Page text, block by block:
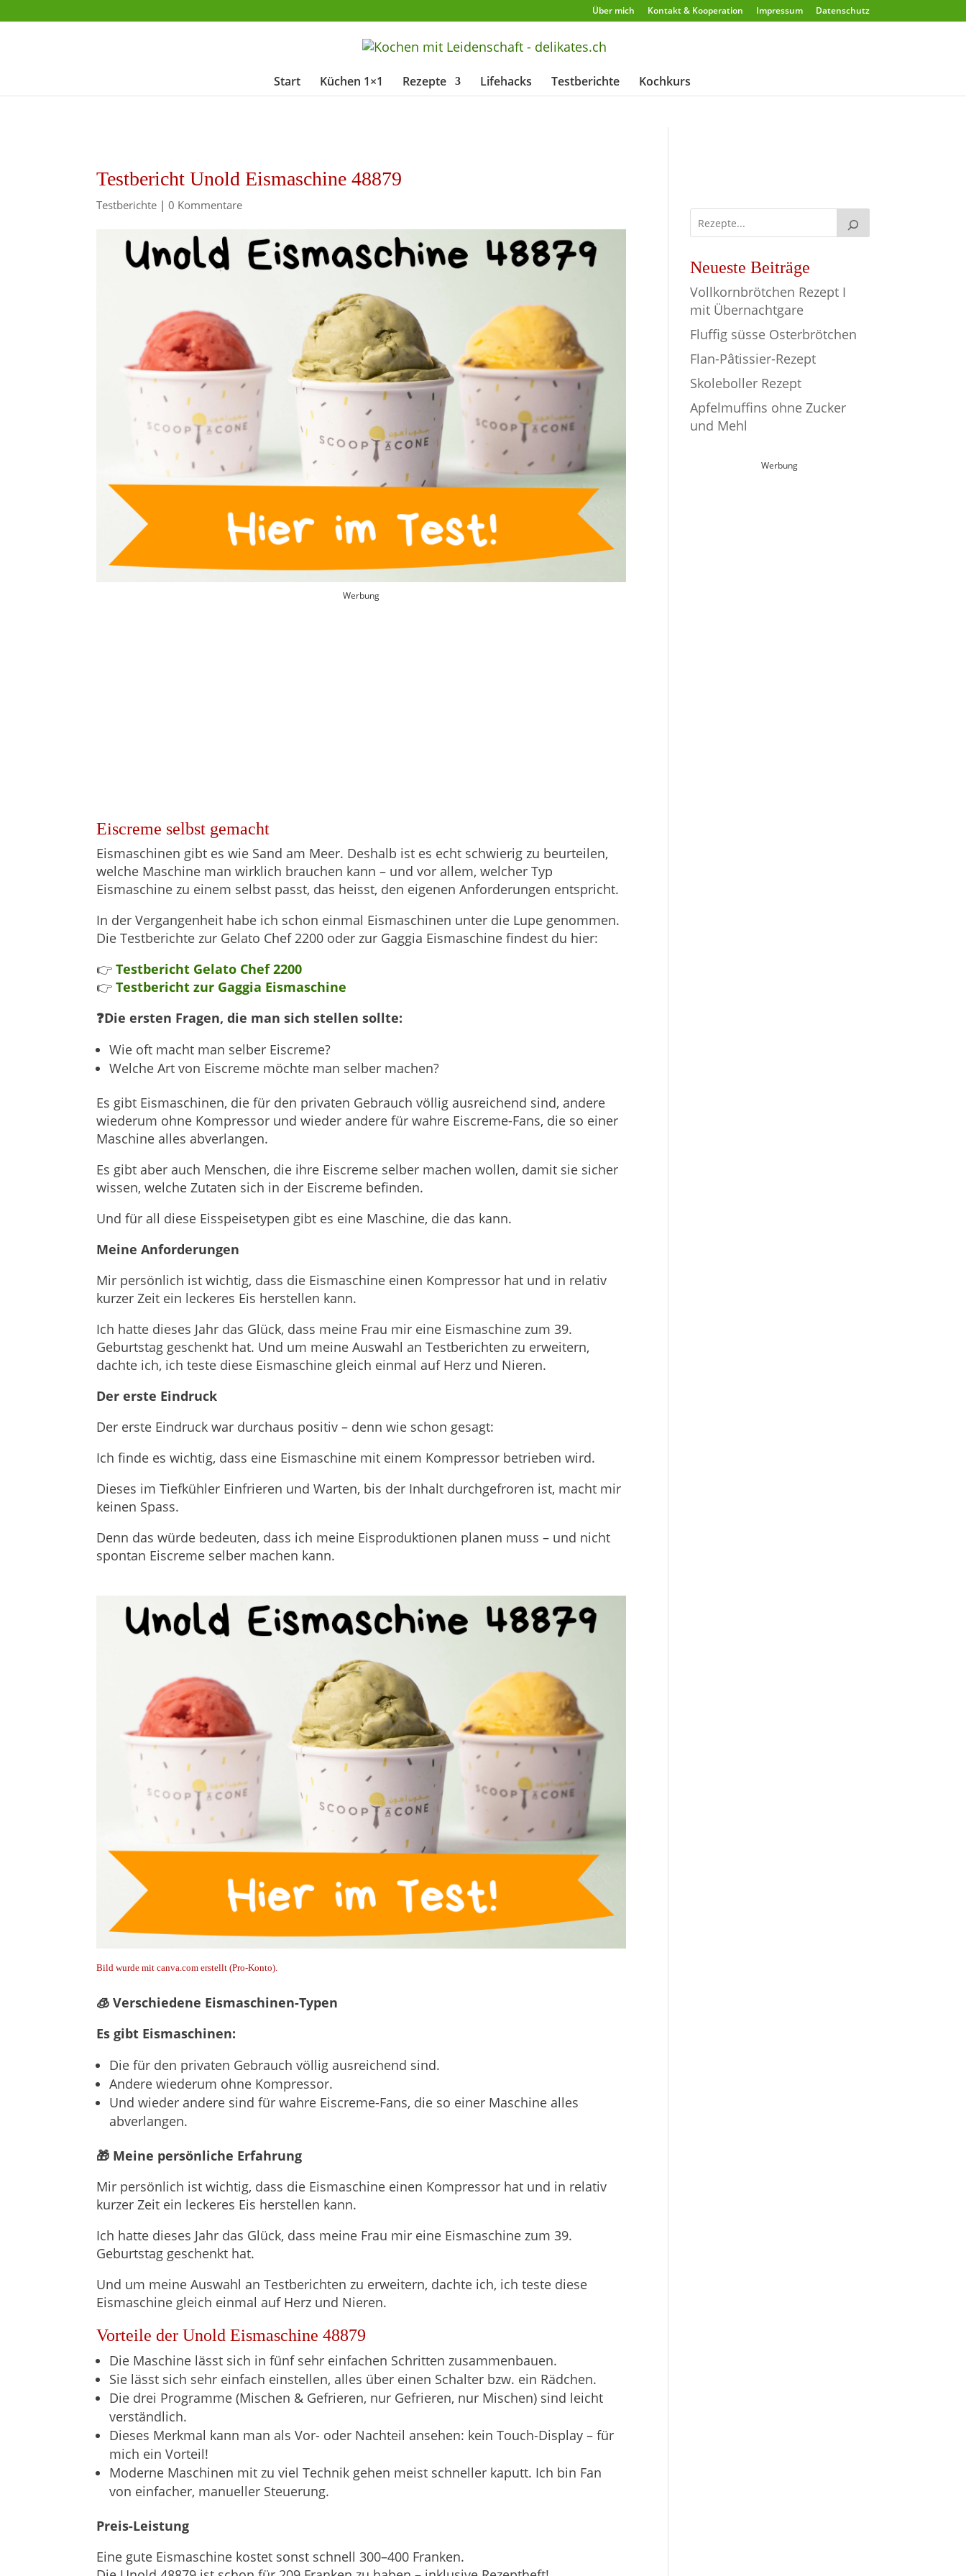
Über mich Kontakt & Kooperation Impressum Datenschutz
Start Küchen 1×1 Rezepte Lifehacks Testberichte Kochkurs
Testbericht Unold Eismaschine 48879
Testberichte |0 Kommentare
Werbung
Eiscreme selbst gemacht
Eismaschinen gibt es wie Sand am Meer. Deshalb ist es echt schwierig zu beurteilen,
welche Maschine man wirklich brauchen kann – und vor allem, welcher Typ
Eismaschine zu einem selbst passt, das heisst, den eigenen Anforderungen entspricht.
In der Vergangenheit habe ich schon einmal Eismaschinen unter die Lupe genommen.
Die Testberichte zur Gelato Chef 2200 oder zur Gaggia Eismaschine findest du hier:
👉Testbericht Gelato Chef 2200
👉Testbericht zur Gaggia Eismaschine
❓Die ersten Fragen, die man sich stellen sollte:
Wie oft macht man selber Eiscreme?
Welche Art von Eiscreme möchte man selber machen?
Es gibt Eismaschinen, die für den privaten Gebrauch völlig ausreichend sind, andere
wiederum ohne Kompressor und wieder andere für wahre Eiscreme-Fans, die so einer
Maschine alles abverlangen.
Es gibt aber auch Menschen, die ihre Eiscreme selber machen wollen, damit sie sicher
wissen, welche Zutaten sich in der Eiscreme befinden.
Und für all diese Eisspeisetypen gibt es eine Maschine, die das kann.
Meine Anforderungen
Mir persönlich ist wichtig, dass die Eismaschine einen Kompressor hat und in relativ
kurzer Zeit ein leckeres Eis herstellen kann.
Ich hatte dieses Jahr das Glück, dass meine Frau mir eine Eismaschine zum 39.
Geburtstag geschenkt hat. Und um meine Auswahl an Testberichten zu erweitern,
dachte ich, ich teste diese Eismaschine gleich einmal auf Herz und Nieren.
Der erste Eindruck
Der erste Eindruck war durchaus positiv – denn wie schon gesagt:
Ich finde es wichtig, dass eine Eismaschine mit einem Kompressor betrieben wird.
Dieses im Tiefkühler Einfrieren und Warten, bis der Inhalt durchgefroren ist, macht mir
keinen Spass.
Denn das würde bedeuten, dass ich meine Eisproduktionen planen muss – und nicht
spontan Eiscreme selber machen kann.
Bild wurde mit canva.com erstellt (Pro-Konto).
🧊 Verschiedene Eismaschinen-Typen
Es gibt Eismaschinen:
Die für den privaten Gebrauch völlig ausreichend sind.
Andere wiederum ohne Kompressor.
Und wieder andere sind für wahre Eiscreme-Fans, die so einer Maschine alles
abverlangen.
🎁 Meine persönliche Erfahrung
Mir persönlich ist wichtig, dass die Eismaschine einen Kompressor hat und in relativ
kurzer Zeit ein leckeres Eis herstellen kann.
Ich hatte dieses Jahr das Glück, dass meine Frau mir eine Eismaschine zum 39.
Geburtstag geschenkt hat.
Und um meine Auswahl an Testberichten zu erweitern, dachte ich, ich teste diese
Eismaschine gleich einmal auf Herz und Nieren.
Vorteile der Unold Eismaschine 48879
Die Maschine lässt sich in fünf sehr einfachen Schritten zusammenbauen.
Sie lässt sich sehr einfach einstellen, alles über einen Schalter bzw. ein Rädchen.
Die drei Programme (Mischen & Gefrieren, nur Gefrieren, nur Mischen) sind leicht
verständlich.
Dieses Merkmal kann man als Vor- oder Nachteil ansehen: kein Touch-Display – für
mich ein Vorteil!
Moderne Maschinen mit zu viel Technik gehen meist schneller kaputt. Ich bin Fan
von einfacher, manueller Steuerung.
Preis-Leistung
Eine gute Eismaschine kostet sonst schnell 300–400 Franken.
Neueste Beiträge
Vollkornbrötchen Rezept I
mit Übernachtgare
Fluffig süsse Osterbrötchen
Flan-Pâtissier-Rezept
Skoleboller Rezept
Apfelmuffins ohne Zucker
und Mehl
Werbung